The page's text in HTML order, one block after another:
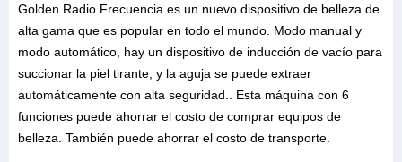
Golden Radio Frecuencia es un nuevo dispositivo de belleza de
alta gama que es popular en todo el mundo. Modo manual y
modo automático, hay un dispositivo de inducción de vacío para
succionar la piel tirante, y la aguja se puede extraer
automáticamente con alta seguridad.. Esta máquina con 6
funciones puede ahorrar el costo de comprar equipos de
belleza. También puede ahorrar el costo de transporte.